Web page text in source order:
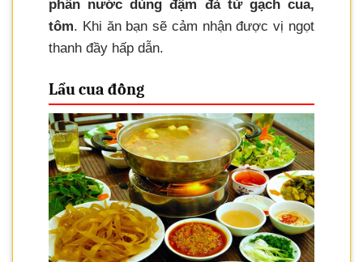
phần nước dùng đậm đà từ gạch cua,
tôm. Khi ăn bạn sẽ cảm nhận được vị ngọt
thanh đầy hấp dẫn.
Lẩu cua đồng